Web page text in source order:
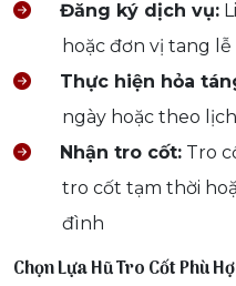
Đăng ký dịch vụ:
hoặc đơn vị tang lễ
Thực hiện hỏa
ngày hoặc theo
Nhận tro cốt: Tro
tro cốt tạm thời
đình
Chọn Lựa Hũ Tro Cốt Phù